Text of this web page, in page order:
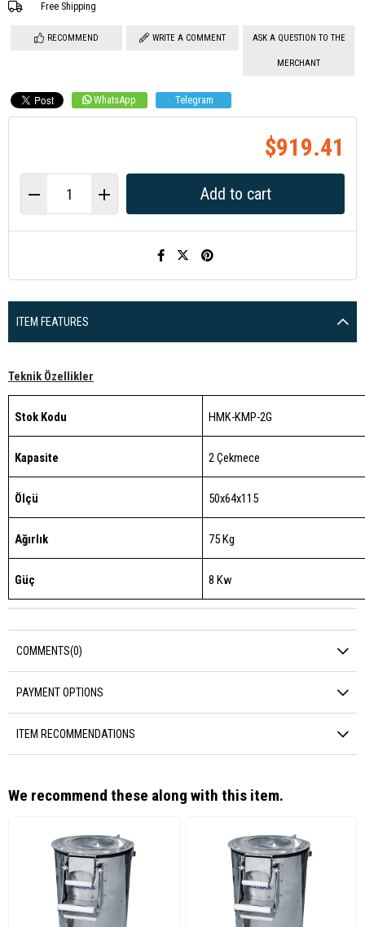
Free Shipping
RECOMMEND WRITE A COMMENT ASK A QUESTION TO THE
MERCHANT
WhatsApp Telegram
$919.41
ITEM FEATURES
Teknik Özellikler
Stok Kodu HMK-KMP-2G
Kapasite 2 Çekmece
Ölçü 50x64x115
Ağırlık 75 Kg
Güç 8 Kw
COMMENTS(0)
PAYMENT OPTIONS
ITEM RECOMMENDATIONS
We recommend these along with this item.